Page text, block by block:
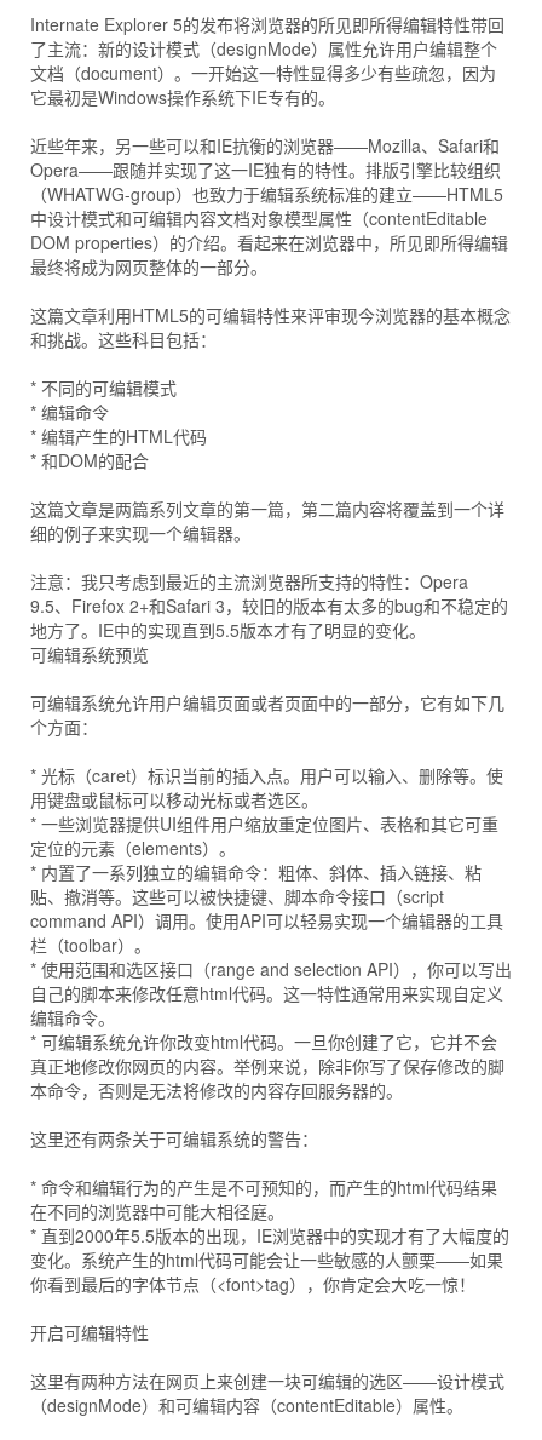
Internate Explorer 5的发布将浏览器的所见即所得编辑特性带回
了主流：新的设计模式（designMode）属性允许用户编辑整个
文档（document）。一开始这一特性显得多少有些疏忽，因为
它最初是Windows操作系统下IE专有的。
近些年来，另一些可以和IE抗衡的浏览器——Mozilla、Safari和
Opera——跟随并实现了这一IE独有的特性。排版引擎比较组织
（WHATWG-group）也致力于编辑系统标准的建立——HTML5
中设计模式和可编辑内容文档对象模型属性（contentEditable
DOM properties）的介绍。看起来在浏览器中，所见即所得编辑
最终将成为网页整体的一部分。
这篇文章利用HTML5的可编辑特性来评审现今浏览器的基本概念
和挑战。这些科目包括：
* 不同的可编辑模式
* 编辑命令
* 编辑产生的HTML代码
* 和DOM的配合
这篇文章是两篇系列文章的第一篇，第二篇内容将覆盖到一个详
细的例子来实现一个编辑器。
注意：我只考虑到最近的主流浏览器所支持的特性：Opera
9.5、Firefox 2+和Safari 3，较旧的版本有太多的bug和不稳定的
地方了。IE中的实现直到5.5版本才有了明显的变化。
可编辑系统预览
可编辑系统允许用户编辑页面或者页面中的一部分，它有如下几
个方面：
* 光标（caret）标识当前的插入点。用户可以输入、删除等。使
用键盘或鼠标可以移动光标或者选区。
* 一些浏览器提供UI组件用户缩放重定位图片、表格和其它可重
定位的元素（elements）。
* 内置了一系列独立的编辑命令：粗体、斜体、插入链接、粘
贴、撤消等。这些可以被快捷键、脚本命令接口（script
command API）调用。使用API可以轻易实现一个编辑器的工具
栏（toolbar）。
* 使用范围和选区接口（range and selection API），你可以写出
自己的脚本来修改任意html代码。这一特性通常用来实现自定义
编辑命令。
* 可编辑系统允许你改变html代码。一旦你创建了它，它并不会
真正地修改你网页的内容。举例来说，除非你写了保存修改的脚
本命令，否则是无法将修改的内容存回服务器的。
这里还有两条关于可编辑系统的警告：
* 命令和编辑行为的产生是不可预知的，而产生的html代码结果
在不同的浏览器中可能大相径庭。
* 直到2000年5.5版本的出现，IE浏览器中的实现才有了大幅度的
变化。系统产生的html代码可能会让一些敏感的人颤栗——如果
你看到最后的字体节点（<font>tag），你肯定会大吃一惊！
开启可编辑特性
这里有两种方法在网页上来创建一块可编辑的选区——设计模式
（designMode）和可编辑内容（contentEditable）属性。